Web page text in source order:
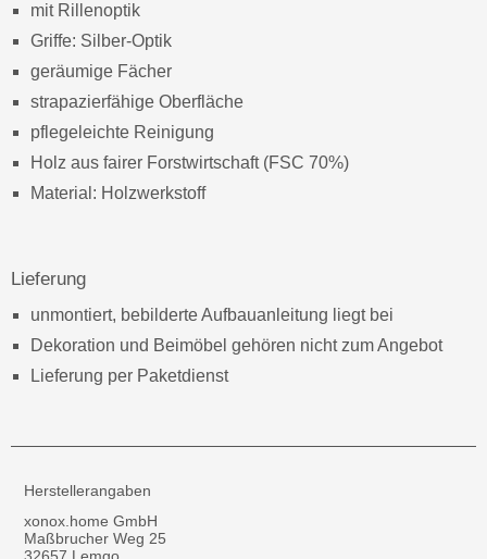
mit Rillenoptik
Griffe: Silber-Optik
geräumige Fächer
strapazierfähige Oberfläche
pflegeleichte Reinigung
Holz aus fairer Forstwirtschaft (FSC 70%)
Material: Holzwerkstoff
Lieferung
unmontiert, bebilderte Aufbauanleitung liegt bei
Dekoration und Beimöbel gehören nicht zum Angebot
Lieferung per Paketdienst
Herstellerangaben
xonox.home GmbH
Maßbrucher Weg 25